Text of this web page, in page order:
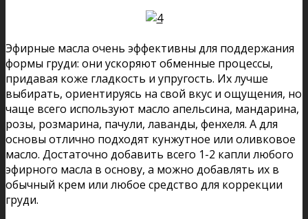
Эфирные масла очень эффективны для поддержания
формы груди: они ускоряют обменные процессы,
придавая коже гладкость и упругость. Их лучше
выбирать, ориентируясь на свой вкус и ощущения, но
чаще всего используют масло апельсина, мандарина,
розы, розмарина, пачули, лаванды, фенхеля. А для
основы отлично подходят кунжутное или оливковое
масло. Достаточно добавить всего 1-2 капли любого
эфирного масла в основу, а можно добавлять их в
обычный крем или любое средство для коррекции
груди.